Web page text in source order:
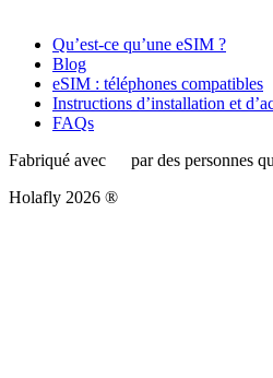
Qu’est-ce qu’une eSIM ?
Blog
eSIM : téléphones compatibles
Instructions d’installation et
FAQs
Fabriqué avec
par des personnes
Holafly 2026 ®